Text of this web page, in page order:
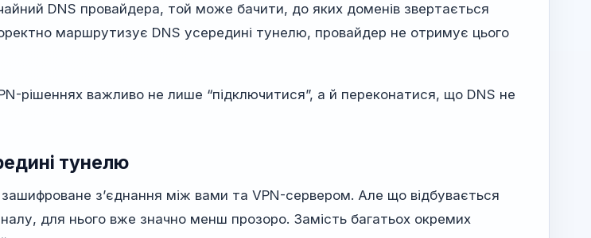
DNS провайдера, той може бачити, до яких доменів звертається
маршрутизує DNS усередині тунелю, провайдер не отримує цього
рішеннях важливо не лише “підключитися”, а й переконатися, що DNS не
тунелю
з’єднання між вами та VPN-сервером. Але що відбувається
для нього вже значно менш прозоро. Замість багатьох окремих